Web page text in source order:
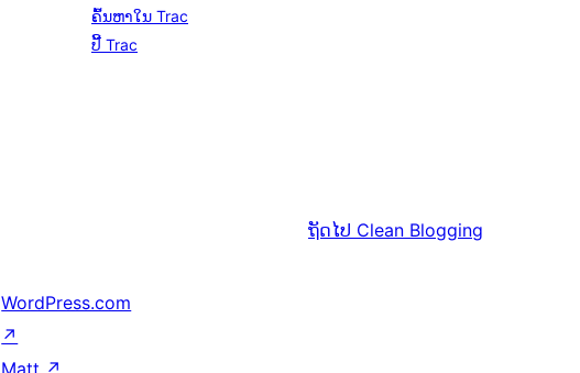
ຄົ້ນຫາໃນ Trac
ປີ້ Trac
ຖັດໄປ Clean Blogging
WordPress.com
↗